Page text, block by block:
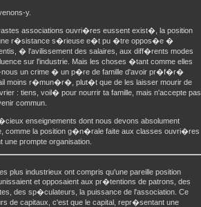
y.
associations ouvri�res eussent exist�, la position
une r�sistance s�rieuse e�t pu �tre oppos�e �
� l'avilissement des salaires, aux diff�rents modes
sur l'industrie. Mais les choses �tant comme elles
nous un crime � un p�re de famille d'avoir pr�f�r�
moins r�mun�r�, plut�t que de les laisser mourir de
: tiens, voil� pour nourrir ta famille, mais n'accepte pas
commun.
enseignements dont nous devons absolument
comme la position g�n�rale faite aux classes ouvri�res
prompte organisation.
plus industrieux ont compris qu'une pareille position
et opposaient aux pr�tentions de patrons, des
des sp�culateurs, la puissance de l'association. Ce
de capitaux, c'est que le capital, repr�sentant une